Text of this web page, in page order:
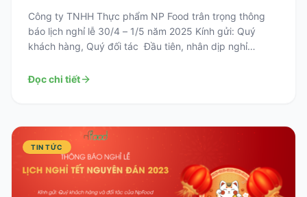
Công ty TNHH Thực phẩm NP Food trân trọng thông
báo lịch nghỉ lễ 30/4 – 1/5 năm 2025 Kính gửi: Quý
khách hàng, Quý đối tác Đầu tiên, nhân dịp nghỉ
gửi lời chúc sức khỏe và lời chào trân trọng nhất tới Quý
Đọc chi tiết
TIN TỨC